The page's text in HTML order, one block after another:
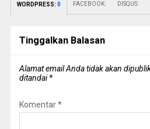
WORDPRESS: 0 FACEBOOK: DISQUS:
Tinggalkan Balasan
Alamat email Anda tidak akan
ditandai*
Komentar*